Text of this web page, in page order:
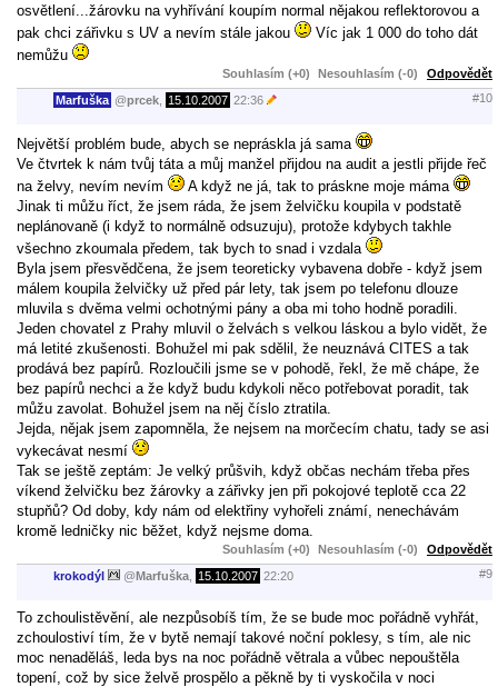
osvětlení...žárovku na vyhřívání koupím normal nějakou reflektorovou a
pak chci zářivku s UV a nevím stále jakou
Víc jak 1 000 do toho dát
nemůžu
Souhlasím (+0) Nesouhlasím (-0) Odpovědět
Marfuška @prcek 15.10.2007 22:36 #10
Největší problém bude, abych se nepráskla já sama
Ve čtvrtek k nám tvůj táta a můj manžel přijdou na audit a jestli přijde řeč
na želvy, nevím nevím
A když ne já, tak to práskne moje máma
Jinak ti můžu říct, že jsem ráda, že jsem želvičku koupila v podstatě
neplánovaně (i když to normálně odsuzuju), protože kdybych takhle
všechno zkoumala předem, tak bych to snad i vzdala
Byla jsem přesvědčena, že jsem teoreticky vybavena dobře - když jsem
málem koupila želvičky už před pár lety, tak jsem po telefonu dlouze
mluvila s dvěma velmi ochotnými pány a oba mi toho hodně poradili.
Jeden chovatel z Prahy mluvil o želvách s velkou láskou a bylo vidět, že
má letité zkušenosti. Bohužel mi pak sdělil, že neuznává CITES a tak
prodává bez papírů. Rozloučili jsme se v pohodě, řekl, že mě chápe, že
bez papírů nechci a že když budu kdykoli něco potřebovat poradit, tak
můžu zavolat. Bohužel jsem na něj číslo ztratila.
Jejda, nějak jsem zapomněla, že nejsem na morčecím chatu, tady se asi
vykecávat nesmí
Tak se ještě zeptám: Je velký průšvih, když občas nechám třeba přes
víkend želvičku bez žárovky a zářivky jen při pokojové teplotě cca 22
stupňů? Od doby, kdy nám od elektřiny vyhořeli známí, nenechávám
kromě ledničky nic běžet, když nejsme doma.
Souhlasím (+0) Nesouhlasím (-0) Odpovědět
krokodýl @Marfuška 15.10.2007 22:20 #9
To zchoulistěvění, ale nezpůsobíš tím, že se bude moc pořádně vyhřát,
zchoulostiví tím, že v bytě nemají takové noční poklesy, s tím, ale nic
moc nenaděláš, leda bys na noc pořádně větrala a vůbec nepouštěla
topení, což by sice želvě prospělo a pěkně by ti vyskočila v noci